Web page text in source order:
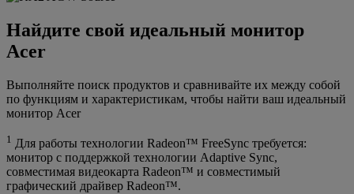
Найдите свой идеальный монитор
Acer
Выполняйте поиск продуктов и сравнивайте их между собой
по функциям и характеристикам, чтобы найти ваш идеальный
монитор Acer
1 Для работы технологии Radeon™ FreeSync требуется:
монитор с поддержкой технологии Adaptive Sync,
совместимая видеокарта Radeon™ и совместимый
графический драйвер Radeon™.